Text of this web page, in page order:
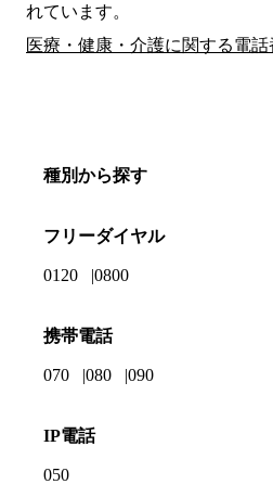
れています。
医療・健康・介護に関する電
種別から探す
フリーダイヤル
0120 0800
携帯電話
070 080 090
IP電話
050